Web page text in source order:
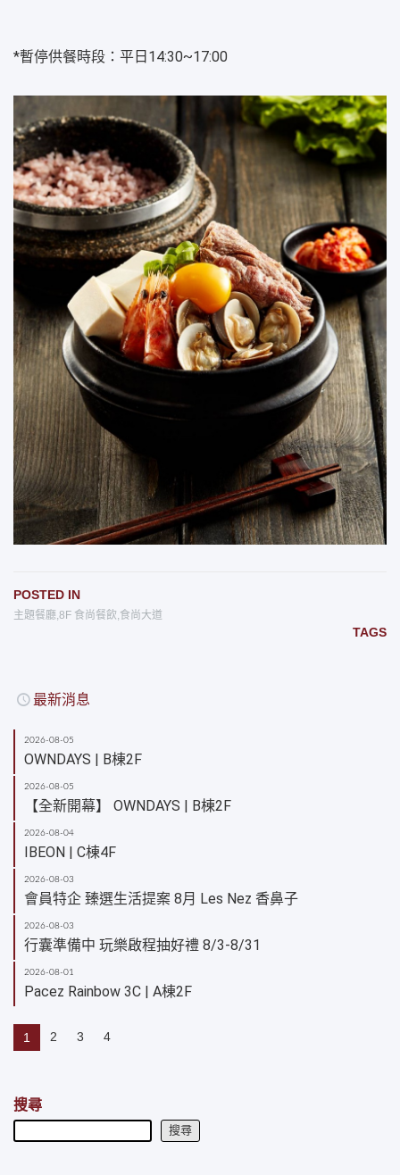
*暫停供餐時段：平日14:30~17:00
POSTED IN
主題餐廳,8F 食尚餐飲,食尚大道
TAGS
最新消息
2026-08-05
OWNDAYS | B棟2F
2026-08-05
【全新開幕】 OWNDAYS | B棟2F
2026-08-04
IBEON | C棟4F
2026-08-03
會員特企 臻選生活提案 8月 Les Nez 香鼻子
2026-08-03
行囊準備中 玩樂啟程抽好禮 8/3-8/31
2026-08-01
Pacez Rainbow 3C | A棟2F
1 2 3 4
搜尋
搜尋